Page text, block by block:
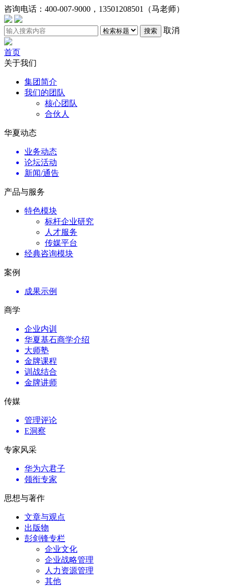
咨询电话： 400-007-9000，13501208501（马老师）
搜索 取消
首页
关于我们
集团简介
我们的团队
核心团队
合伙人
华夏动态
业务动态
论坛活动
新闻/通告
产品与服务
特色模块
标杆企业研究
人才服务
传媒平台
经典咨询模块
案例
成果示例
商学
企业内训
华夏基石商学介绍
大师塾
金牌课程
训战结合
金牌讲师
传媒
管理评论
E洞察
专家风采
华为六君子
领衔专家
思想与著作
文章与观点
出版物
彭剑锋专栏
企业文化
企业战略管理
人力资源管理
其他